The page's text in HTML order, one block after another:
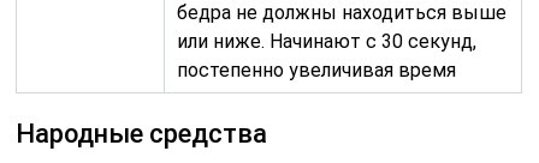
бедра не должны находиться выше
или ниже. Начинают с 30 секунд,
постепенно увеличивая время
Народные средства